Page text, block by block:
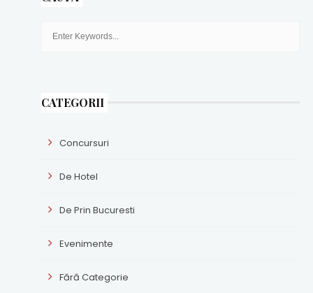
CATEGORII
Concursuri
De Hotel
De Prin Bucuresti
Evenimente
Fără Categorie